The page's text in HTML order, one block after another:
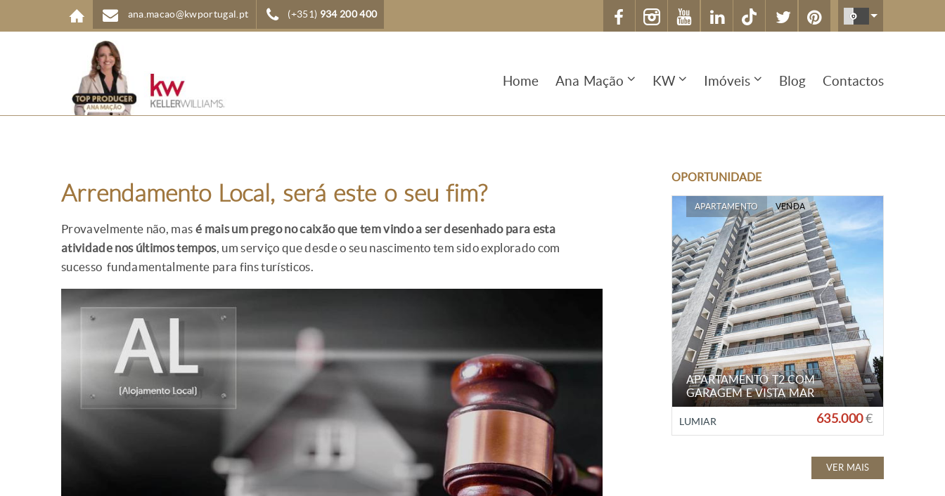
Passar para o conteúdo principalana.macao@kwportugal.pt (+351) 934 200 400
Home Ana Mação KW Imóveis Blog Contactos
Arrendamento Local, será este o seu fim?
Provavelmente não, mas é mais um prego no caixão que tem vindo a ser desenhado para esta
atividade nos últimos tempos, um serviço que desde o seu nascimento tem sido explorado com
sucesso fundamentalmente para fins turísticos.
OPORTUNIDADE
APARTAMENTO VENDA
APARTAMENTO T2 COM
GARAGEM E VISTA MAR
LUMIAR 635.000€
VER MAIS